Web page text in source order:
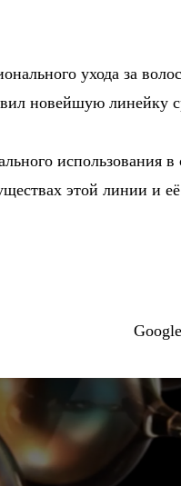
ухода за
новейшую линейку
использования в
этой линии и